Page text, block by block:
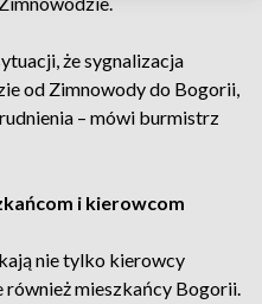
że sygnalizacja
od Zimnowody do Bogorii,
– mówi burmistrz
i kierowcom
nie tylko kierowcy
również mieszkańcy Bogorii.